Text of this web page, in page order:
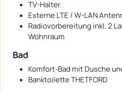
TV-Halter
Externe LTE / W-LAN
Radiovorbereitung inkl. 2
Wohnraum
Bad
Komfort-Bad mit Dusche
Banktoilette THETFORD